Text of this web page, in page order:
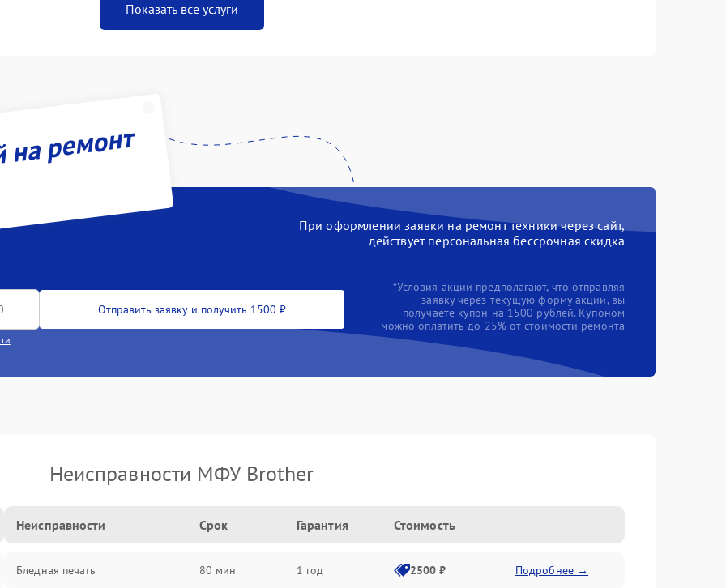
Показать все услуги
ремонт
При оформлении заявки на ремонт техники через сайт,
действует персональная бессрочная скидка
Отправить заявку и получить 1500 ₽
*Условия акции предполагают, что отправляя
заявку через текущую форму акции, вы
получаете купон на 1500 рублей. Купоном
можно оплатить до 25% от стоимости ремонта
Неисправности МФУ Brother
Неисправности Срок Гарантия Стоимость
Бледная печать 80 мин 1 год 2500 ₽ Подробнее →